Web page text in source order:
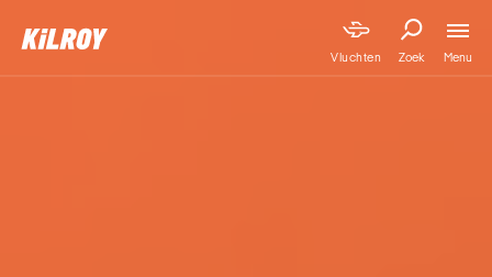
Vluchten Zoek Menu